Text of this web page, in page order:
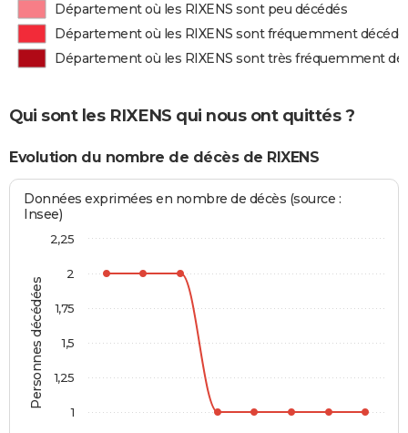
Département où les RIXENS sont peu décédés
Département où les RIXENS sont fréquemment
Département où les RIXENS sont très fréquemment
Qui sont les RIXENS qui nous ont quittés ?
Evolution du nombre de décès de RIXENS
Personnes décédées
Données exprimées en nombre de décès (source :
Insee)
1
1,25
1,5
1,75
2
2,25